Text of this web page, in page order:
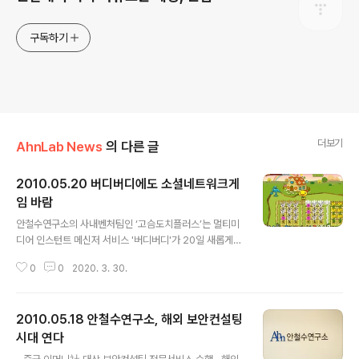
구독하기
AhnLab News 의 다른 글 더보기
2010.05.20 버디버디에도 소셜네트워크게
임 바람
안철수연구소의 사내벤처팀인 ‘고슴도치플러스’는 멀티미
디어 인스턴트 메신저 서비스 '버디버디'가 20일 새롭게
디앱(http://apps.buddybuddy.co.kr)에 대표적인 농
10대 청소년들의 특성에 맞춰 오픈하는 ‘버디앱’에 친구들
간 인맥요소를 강조한 ‘해피가든(http://apps.buddybu
ddy.co.kr/Apps/AppsView.asp?APPSNO=1)과 마
0 0 2020. 3. 30.
2010.05.18 안철수연구소, 해외 보안컨설팅
시대 연다